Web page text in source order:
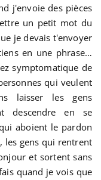
j'envoie des pièces
un petit mot du
je devais t'envoyer
en une phrase…
symptomatique de
qui veulent
laisser les gens
descendre en se
aboient le pardon
les gens qui rentrent
et sortent sans
quand je vois que